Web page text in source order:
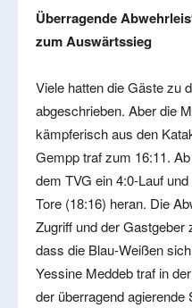
Überragende
zum Auswärtssieg
Viele hatten die Gäste zu
abgeschrieben. Aber die
kämpferisch aus den
Gempp traf zum 16:11.
dem TVG ein 4:0-Lauf
Tore (18:16) heran. Die
Zugriff und der
dass die Blau-Weißen
Yessine Meddeb traf in
der überragend